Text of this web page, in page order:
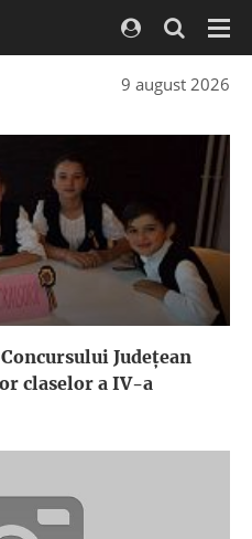
9 august 2026
Județean
claselor a IV-a